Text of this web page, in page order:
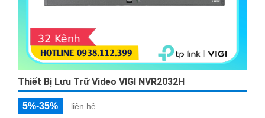
Thiết Bị Lưu Trữ Video VIGI NVR2032H
5%-35% liên hệ